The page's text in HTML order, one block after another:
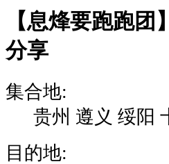
【息烽要跑跑
分享
集合地:
贵州 遵义 绥阳
目的地: